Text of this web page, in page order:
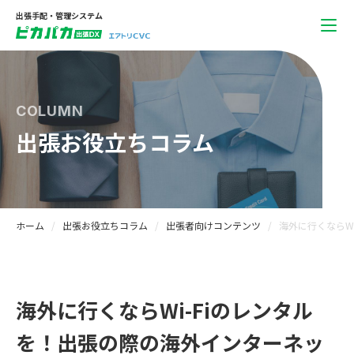
出張手配・管理システム
COLUMN
出張お役立ちコラム
ホーム 出張お役立ちコラム 出張者向けコンテンツ 海外に行くなら
海外に行くならWi-Fiのレンタル
を！出張の際の海外インターネッ